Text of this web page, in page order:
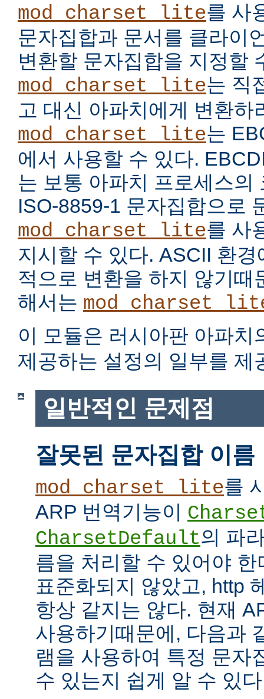
mod_charset_lite를 사
문자집합과 문서를 클라이
변환할 문자집합을 지정할
mod_charset_lite는 직
고 대신 아파치에게 변환하
mod_charset_lite는
에서 사용할 수 있다.
는 보통 아파치 프로세스의
ISO-8859-1 문자집합으로
mod_charset_lite를 사
지시할 수 있다. ASCII 환
적으로 변환을 하지 않기때
해서는
이 모듈은 러시아판 아파치
제공하는 설정의 일부를 제
일반적인 문제점
잘못된 문자집합 이름
mod_charset_lite를
ARP 번역기능이
CharsetDefault의 파
름을 처리할 수 있어야
표준화되지 않았고, http
항상 같지는 않다. 현재
사용하기때문에, 다음과
램을 사용하여 특정 문자
수 있는지 쉽게 알 수 있